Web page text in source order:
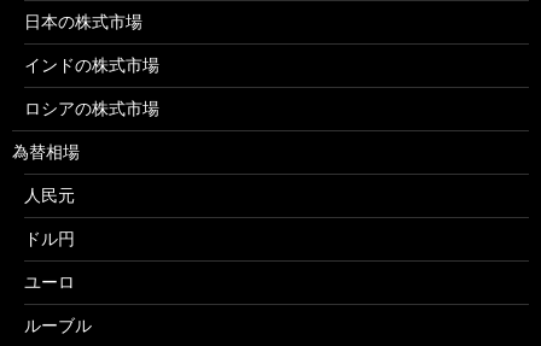
日本の株式市場
インドの株式市場
ロシアの株式市場
為替相場
人民元
ドル円
ユーロ
ルーブル